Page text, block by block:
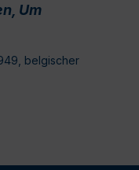
Um
belgischer